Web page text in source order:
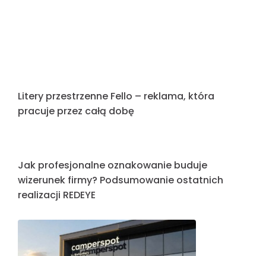
Litery przestrzenne Fello – reklama, która
pracuje przez całą dobę